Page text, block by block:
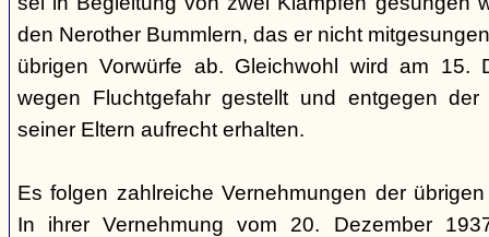
den Nerother Bummlern, das er nicht
übrigen Vorwürfe ab. Gleichwohl wird am 15.
wegen Fluchtgefahr gestellt und entgegen
seiner Eltern aufrecht erhalten.
Es folgen zahlreiche Vernehmungen der
In ihrer Vernehmung vom 20. Dezember